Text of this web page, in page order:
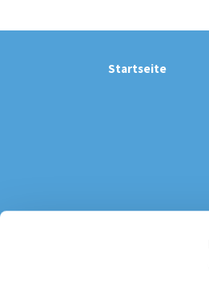
Startseite